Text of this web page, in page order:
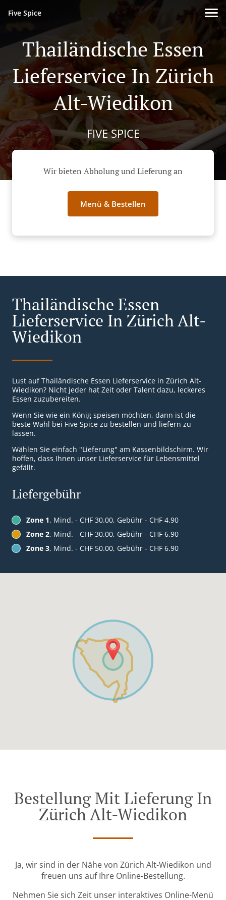
Five Spice
Thailändische Essen
Lieferservice In Zürich
Alt-Wiedikon
FIVE SPICE
Wir bieten Abholung und Lieferung an
Menü & Bestellen
Thailändische Essen
Lieferservice In Zürich Alt-
Wiedikon
Lust auf Thailändische Essen Lieferservice in Zürich Alt-
Wiedikon? Nicht jeder hat Zeit oder Talent dazu, leckeres
Essen zuzubereiten.
Wenn Sie wie ein König speisen möchten, dann ist die
beste Wahl bei Five Spice zu bestellen und liefern zu
lassen.
Wählen Sie einfach "Lieferung" am Kassenbildschirm. Wir
hoffen, dass Ihnen unser Lieferservice für Lebensmittel
gefällt.
Liefergebühr
Zone 1, Mind. - CHF 30.00, Gebühr - CHF 4.90
Zone 2, Mind. - CHF 30.00, Gebühr - CHF 6.90
Zone 3, Mind. - CHF 50.00, Gebühr - CHF 6.90
Bestellung Mit Lieferung In
Zürich Alt-Wiedikon
Ja, wir sind in der Nähe von Zürich Alt-Wiedikon und
freuen uns auf Ihre Online-Bestellung.
Nehmen Sie sich Zeit unser interaktives Online-Menü